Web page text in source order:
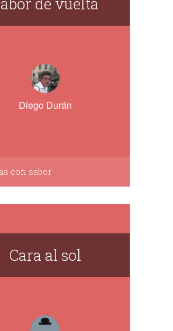
Diego Durán
con sabor
Cara al sol